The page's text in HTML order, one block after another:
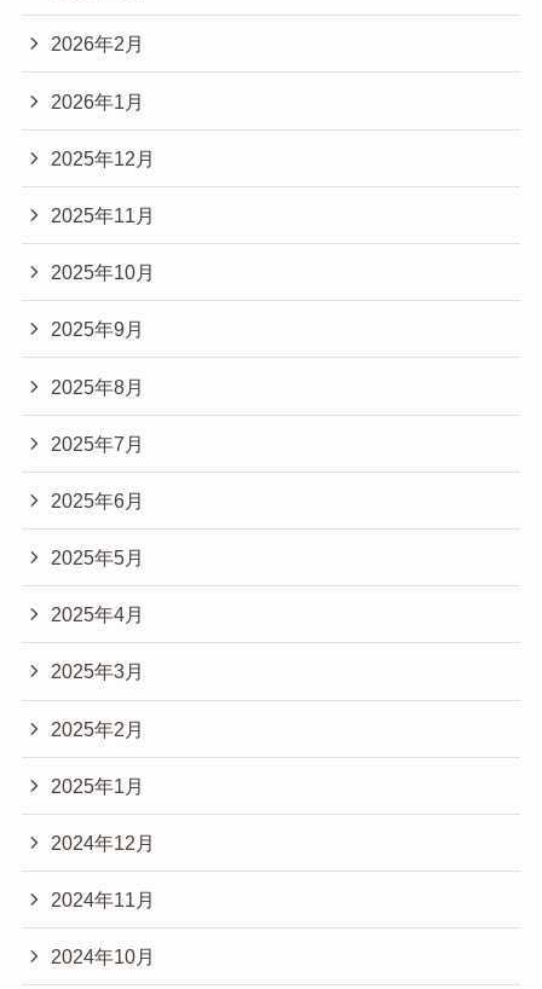
2026年2月
2026年1月
2025年12月
2025年11月
2025年10月
2025年9月
2025年8月
2025年7月
2025年6月
2025年5月
2025年4月
2025年3月
2025年2月
2025年1月
2024年12月
2024年11月
2024年10月